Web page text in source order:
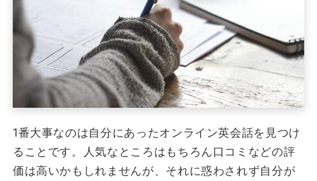
1番大事なのは自分にあったオンライン英会話を見つけ
ることです。人気なところはもちろん口コミなどの評
価は高いかもしれませんが、それに惑わされず自分が